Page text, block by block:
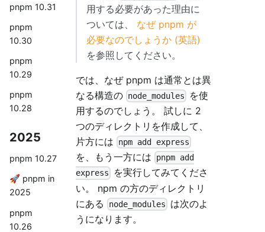
pnpm 10.31
pnpm
10.30
pnpm
10.29
pnpm
10.28
2025
pnpm 10.27
🚀 pnpm in
2025
pnpm
10.26
用する必要があった理由に
ついては、 なぜ pnpm が
必要なのでしょうか (英語)
を参照してください。
では、なぜ pnpm は通常とは異
なる構造の node_modules
を使
用するのでしょう。 試しに 2
つのディレクトリを作成して、
片方には
npm add express
を、もう一方には
pnpm add
express
を実行してみてくださ
い。 npm の方のディレクトリ
にある
node_modules
は次のよ
うになります。